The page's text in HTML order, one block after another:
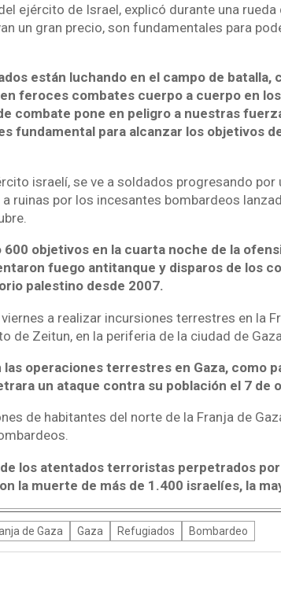
ejército de Israel, explicó durante una rueda
un gran precio, son fundamentales para
están luchando en el campo de batalla,
feroces combates cuerpo a cuerpo en
combate pone en peligro a nuestras
fundamental para alcanzar los objetivos
israelí, se ve a soldados progresando por
ruinas por los incesantes bombardeos
objetivos en la cuarta noche de la
fuego antitanque y disparos de los
palestino desde 2007.
a realizar incursiones terrestres en la
de Zeitun, en la periferia de la ciudad de Gaza.
operaciones terrestres en Gaza, como
un ataque contra su población el 7 de
de habitantes del norte de la Franja de
los atentados terroristas perpetrados por
la muerte de más de 1.400 israelíes, la
de Gaza Gaza Refugiados Bombardeo